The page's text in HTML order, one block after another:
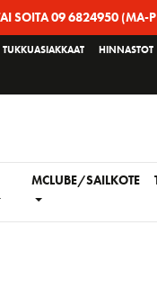
SOITA 09 6824950
HINNASTOT
MCLUBE/SAILKOTE